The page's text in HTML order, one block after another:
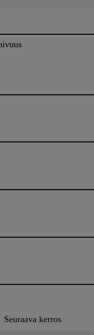
Seuraava kerros